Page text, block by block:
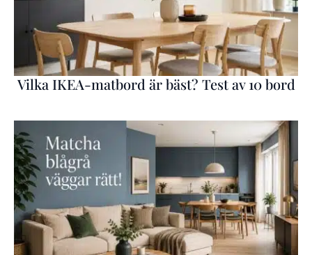
Vilka IKEA-matbord är bäst? Test av 10 bord